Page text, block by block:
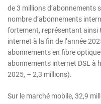
de 3 millions d’abonnements
nombre d’abonnements
fortement, représentant ainsi
internet à la fin de l’année
abonnements en fibre
abonnements internet DSL à
2025, – 2,3 millions).
Sur le marché mobile, 32,9